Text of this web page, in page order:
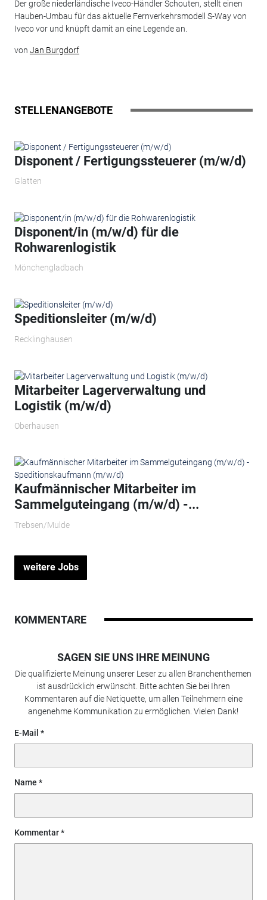
Der große niederländische Iveco-Händler Schouten, stellt einen
Hauben-Umbau für das aktuelle Fernverkehrsmodell S-Way von
Iveco vor und knüpft damit an eine Legende an.
von Jan Burgdorf
STELLENANGEBOTE
Disponent / Fertigungssteuerer (m/w/d)
Glatten
Disponent/in (m/w/d) für die
Rohwarenlogistik
Mönchengladbach
Speditionsleiter (m/w/d)
Recklinghausen
Mitarbeiter Lagerverwaltung und
Logistik (m/w/d)
Oberhausen
Kaufmännischer Mitarbeiter im
Sammelguteingang (m/w/d) -...
Trebsen/Mulde
weitere Jobs
KOMMENTARE
SAGEN SIE UNS IHRE MEINUNG
Die qualifizierte Meinung unserer Leser zu allen Branchenthemen
ist ausdrücklich erwünscht. Bitte achten Sie bei Ihren
Kommentaren auf die Netiquette, um allen Teilnehmern eine
angenehme Kommunikation zu ermöglichen. Vielen Dank!
E-Mail
Name
Kommentar